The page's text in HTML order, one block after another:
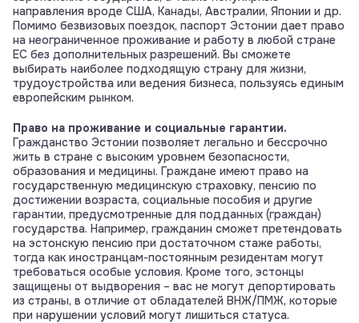
направления вроде США, Канады, Австралии, Японии и др.
Помимо безвизовых поездок, паспорт Эстонии дает право
на неограниченное проживание и работу в любой стране
ЕС без дополнительных разрешений. Вы сможете
выбирать наиболее подходящую страну для жизни,
трудоустройства или ведения бизнеса, пользуясь единым
европейским рынком.
Право на проживание и социальные гарантии.
Гражданство Эстонии позволяет легально и бессрочно
жить в стране с высоким уровнем безопасности,
образования и медицины. Граждане имеют право на
государственную медицинскую страховку, пенсию по
достижении возраста, социальные пособия и другие
гарантии, предусмотренные для подданных (граждан)
государства. Например, гражданин сможет претендовать
на эстонскую пенсию при достаточном стаже работы,
тогда как иностранцам-постоянным резидентам могут
требоваться особые условия. Кроме того, эстонцы
защищены от выдворения – вас не могут депортировать
из страны, в отличие от обладателей ВНЖ/ПМЖ, которые
при нарушении условий могут лишиться статуса.